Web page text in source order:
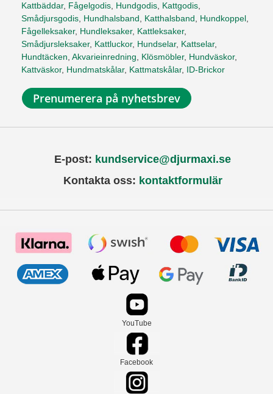
Kattbäddar, Fågelgodis, Hundgodis, Kattgodis,
Smådjursgodis, Hundhalsband, Katthalsband, Hundkoppel,
Fågelleksaker, Hundleksaker, Kattleksaker,
Smådjursleksaker, Kattluckor, Hundselar, Kattselar,
Hundtäcken, Akvarieinredning, Klösmöbler, Hundväskor,
Kattväskor, Hundmatskålar, Kattmatskålar, ID-Brickor
Prenumerera på nyhetsbrev
E-post: kundservice@djurmaxi.se
Kontakta oss: kontaktformulär
YouTube
Facebook